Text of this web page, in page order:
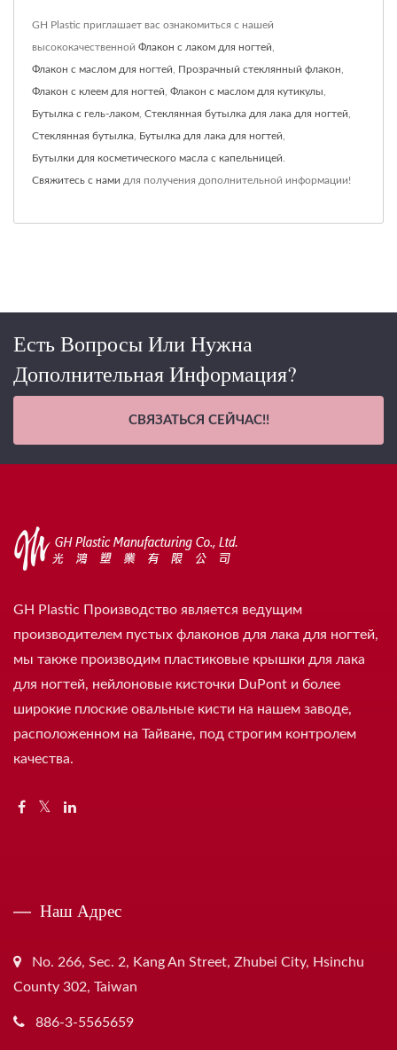
GH Plastic приглашает вас ознакомиться с нашей
высококачественной Флакон с лаком для ногтей
Флакон с маслом для ногтей Прозрачный стеклянный флакон
Флакон с клеем для ногтей Флакон с маслом для кутикулы
Бутылка с гель-лаком Стеклянная бутылка для лака для ногтей
Стеклянная бутылка Бутылка для лака для ногтей
Бутылки для косметического масла с капельницей
Свяжитесь с нами для получения дополнительной информации!
Есть Вопросы Или Нужна
Дополнительная Информация?
СВЯЗАТЬСЯ СЕЙЧАС!!
GH Plastic Производство является ведущим
производителем пустых флаконов для лака для ногтей,
мы также производим пластиковые крышки для лака
для ногтей, нейлоновые кисточки DuPont и более
широкие плоские овальные кисти на нашем заводе,
расположенном на Тайване, под строгим контролем
качества.
Наш Адрес
No. 266, Sec. 2, Kang An Street, Zhubei City, Hsinchu
County 302, Taiwan
886-3-5565659